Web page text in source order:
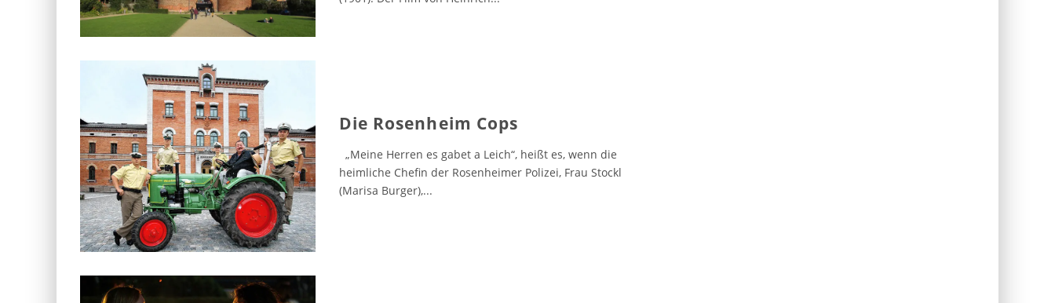
Die Rosenheim Cops
„Meine Herren es gabet a Leich“, heißt es, wenn die
heimliche Chefin der Rosenheimer Polizei, Frau Stockl
(Marisa Burger),...